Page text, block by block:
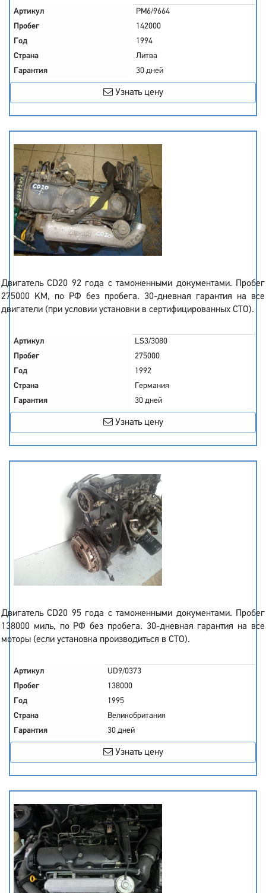
Артикул
PM6/9664
Пробег
142000
Год
1994
Страна
Литва
Гарантия
30 дней
Узнать цену
Двигатель CD20 92 года с таможенными документами. Пробег
275000 KM, по РФ без пробега. 30-дневная гарантия на все
двигатели (при условии установки в сертифицированных СТО).
Артикул
LS3/3080
Пробег
275000
Год
1992
Страна
Германия
Гарантия
30 дней
Узнать цену
Двигатель CD20 95 года с таможенными документами. Пробег
138000 миль, по РФ без пробега. 30-дневная гарантия на все
моторы (если установка производиться в СТО).
Артикул
UD9/0373
Пробег
138000
Год
1995
Страна
Великобритания
Гарантия
30 дней
Узнать цену